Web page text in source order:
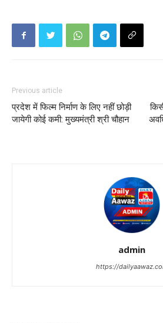
Previous article
प्रदेश में फिल्म निर्माण के लिए नहीं छोड़ी
जायेगी कोई कमी: मुख्यमंत्री श्री चौहान
admin
https://